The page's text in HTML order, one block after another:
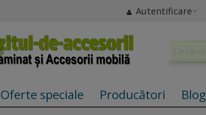
Autentificare
Oferte speciale Producători Blog